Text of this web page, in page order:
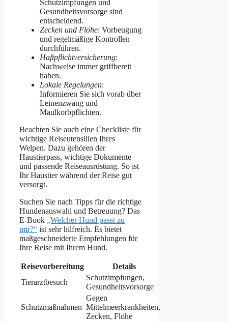
Schutzimpfungen und
Gesundheitsvorsorge sind
entscheidend.
Zecken und Flöhe: Vorbeugung
und regelmäßige Kontrollen
durchführen.
Haftpflichtversicherung:
Nachweise immer griffbereit
haben.
Lokale Regelungen:
Informieren Sie sich vorab über
Leinenzwang und
Maulkorbpflichten.
Beachten Sie auch eine Checkliste für
wichtige Reiseutensilien Ihres
Welpen. Dazu gehören der
Haustierpass, wichtige Dokumente
und passende Reiseausrüstung. So ist
Ihr Haustier während der Reise gut
versorgt.
Suchen Sie nach Tipps für die richtige
Hundenauswahl und Betreuung? Das
E-Book „Welcher Hund passt zu
mir?“ ist sehr hilfreich. Es bietet
maßgeschneiderte Empfehlungen für
Ihre Reise mit Ihrem Hund.
Reisevorbereitung
Details
Tierarztbesuch
Schutzimpfungen,
Gesundheitsvorsorge
Schutzmaßnahmen
Gegen
Mittelmeerkrankheiten,
Zecken, Flöhe